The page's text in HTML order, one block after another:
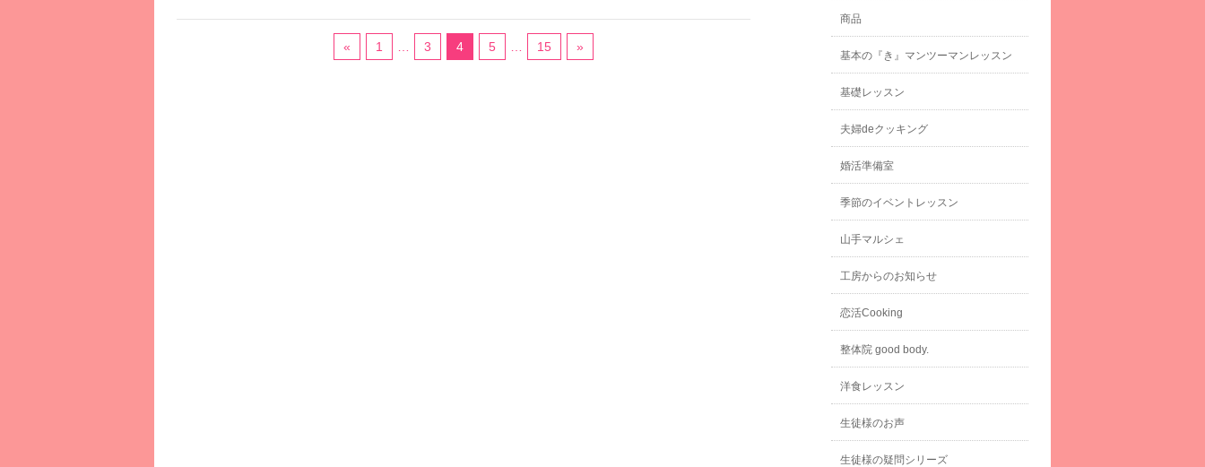
« 1 3 4 5 15 »
商品
基本の『き』マンツーマンレッスン
基礎レッスン
夫婦deクッキング
婚活準備室
季節のイベントレッスン
山手マルシェ
工房からのお知らせ
恋活Cooking
整体院 good body.
洋食レッスン
生徒様のお声
生徒様の疑問シリーズ